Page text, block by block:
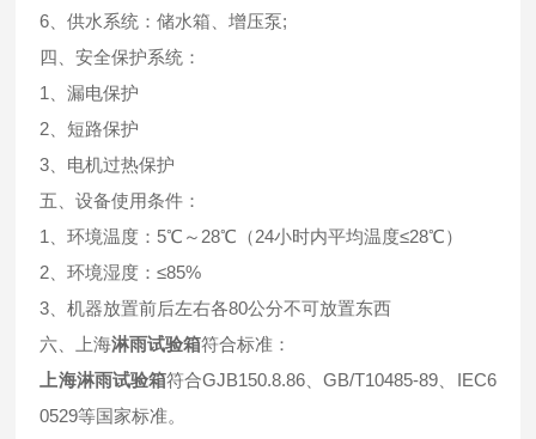
6、供水系统：储水箱、增压泵;
四、安全保护系统：
1、漏电保护
2、短路保护
3、电机过热保护
五、设备使用条件：
1、环境温度：5℃～28℃（24小时内平均温度≤28℃）
2、环境湿度：≤85%
3、机器放置前后左右各80公分不可放置东西
六、上海淋雨试验箱符合标准：
上海淋雨试验箱符合GJB150.8.86、GB/T10485-89、IEC6
0529等国家标准。